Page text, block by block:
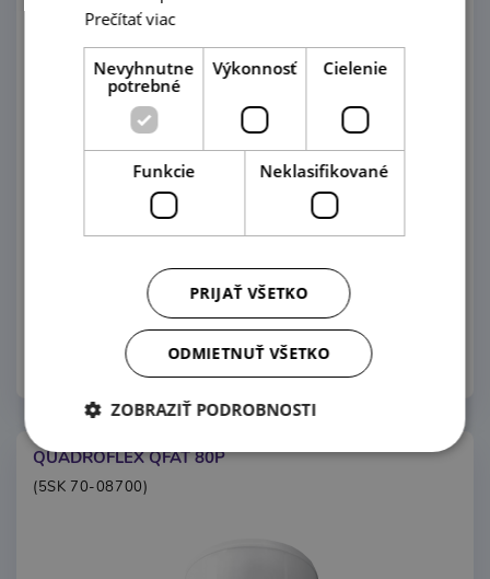
304,24 €
Pozrieť produktový rad
QUADROFLEX QFAT 80P
(5SK 70-08700)
Prečítať viac
Nevyhnutne
potrebné
Výkonnosť Cielenie
Funkcie Neklasifikované
PRIJAŤ VŠETKO
ODMIETNUŤ VŠETKO
ZOBRAZIŤ PODROBNOSTI